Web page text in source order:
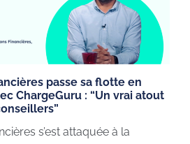
passe sa flotte en
ChargeGuru : “Un vrai atout
s’est attaquée à la